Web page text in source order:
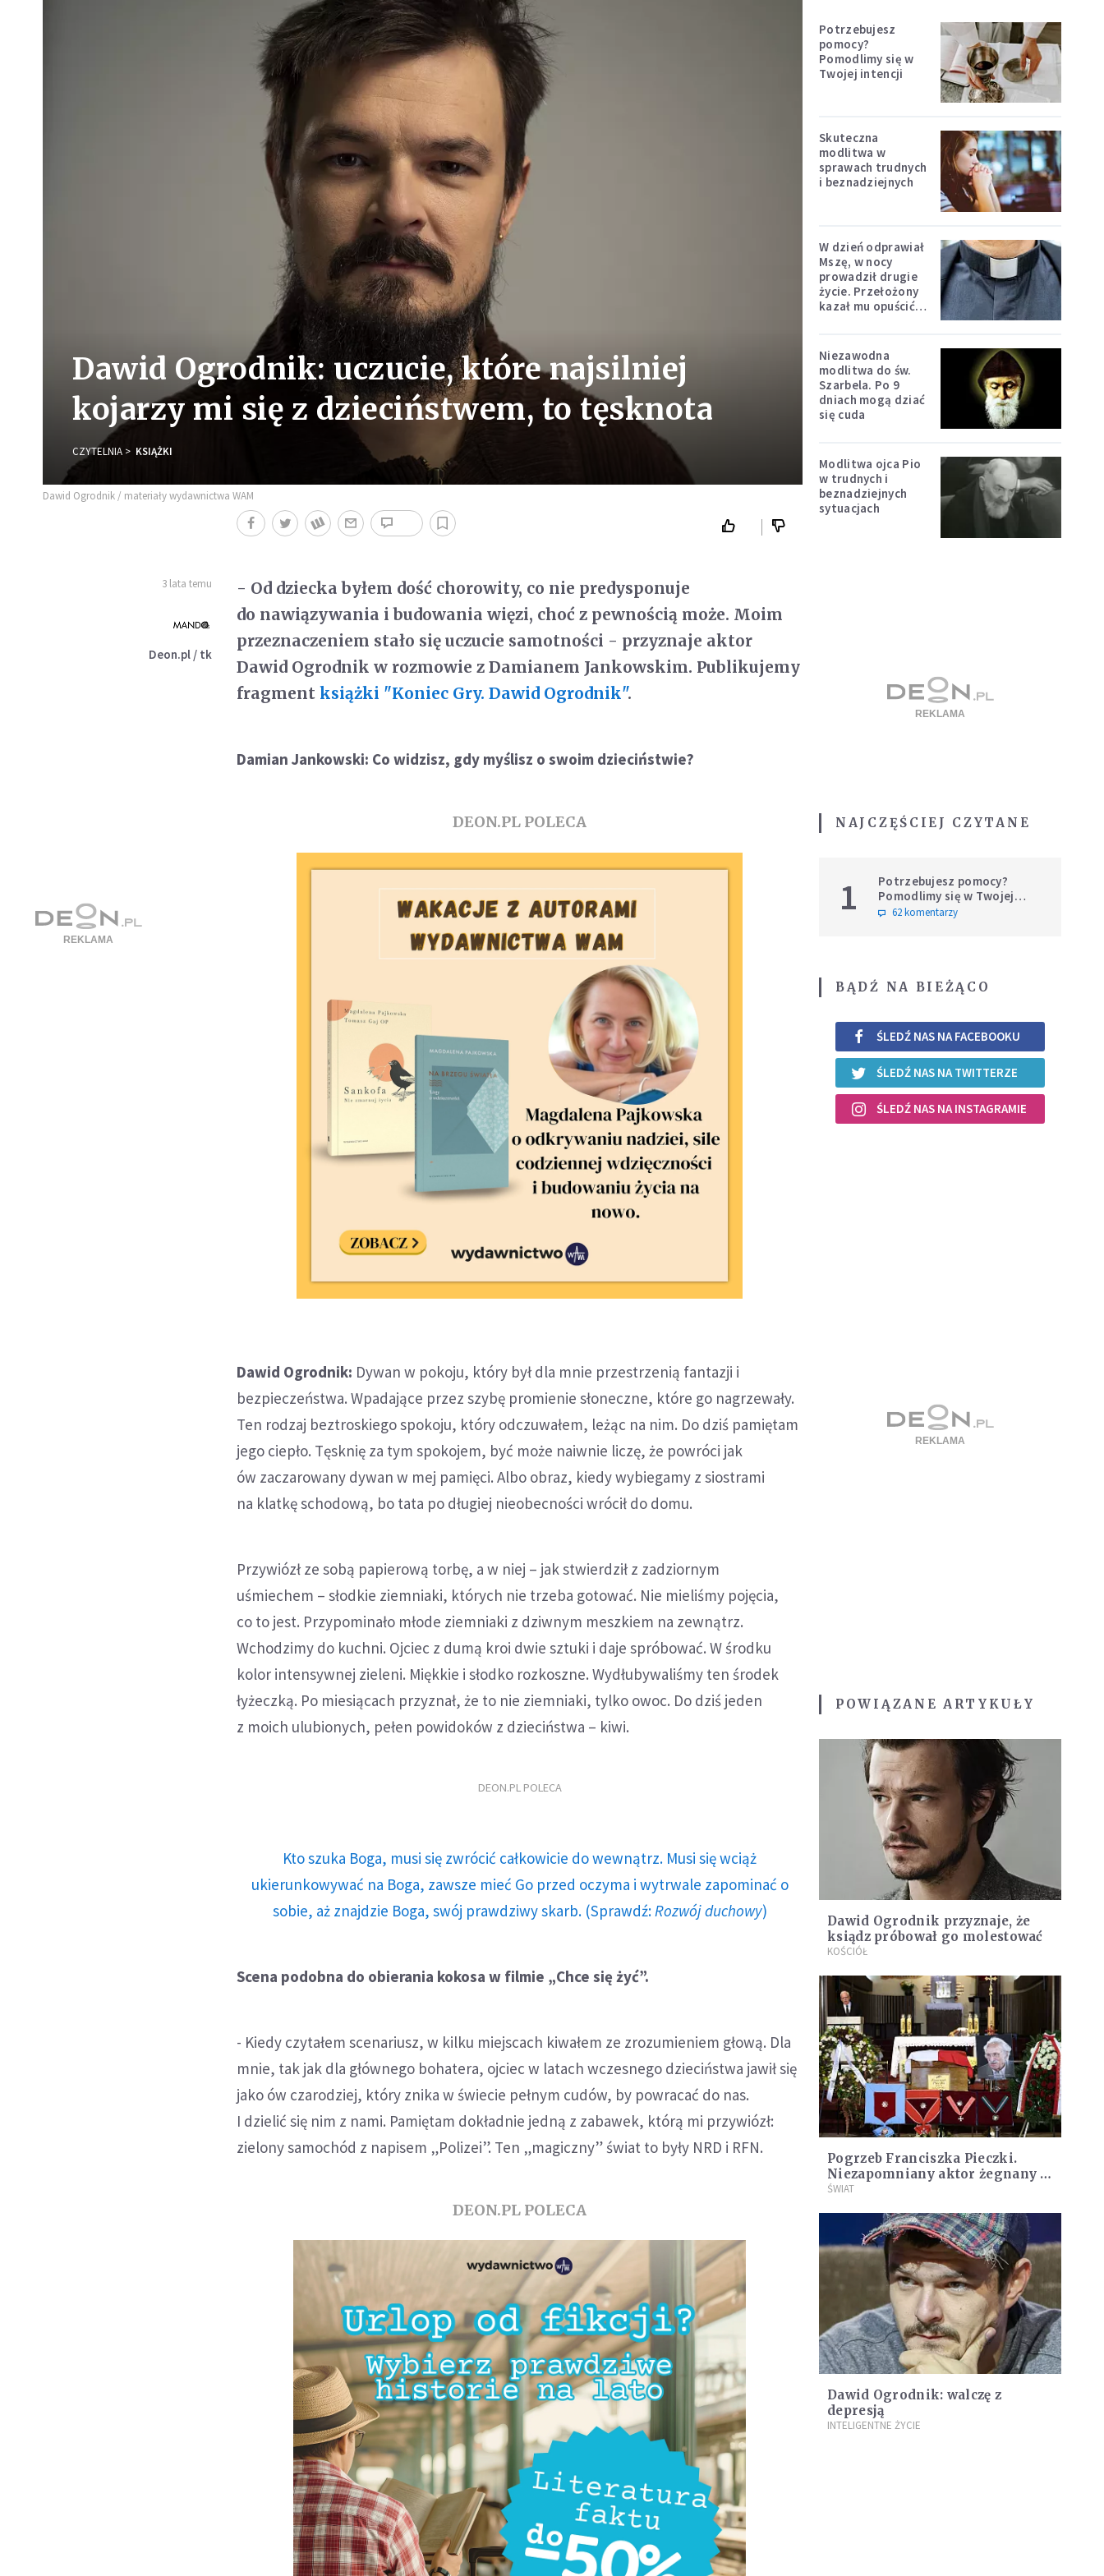
Dawid Ogrodnik: uczucie, które najsilniej
kojarzy mi się z dzieciństwem, to tęsknota
CZYTELNIA KSIĄŻKI
Dawid Ogrodnik / materiały wydawnictwa WAM
3 lata temu
Deon.pl / tk
- Od dziecka byłem dość chorowity, co nie predysponuje
do nawiązywania i budowania więzi, choć z pewnością może. Moim
przeznaczeniem stało się uczucie samotności - przyznaje aktor
Dawid Ogrodnik w rozmowie z Damianem Jankowskim. Publikujemy
fragmentksiążki "Koniec Gry. Dawid Ogrodnik".
Damian Jankowski: Co widzisz, gdy myślisz o swoim dzieciństwie?
DEON.PL POLECA
Dawid Ogrodnik: Dywan w pokoju, który był dla mnie przestrzenią fantazji i
bezpieczeństwa. Wpadające przez szybę promienie słoneczne, które go nagrzewały.
Ten rodzaj beztroskiego spokoju, który odczuwałem, leżąc na nim. Do dziś pamiętam
jego ciepło. Tęsknię za tym spokojem, być może naiwnie liczę, że powróci jak
ów zaczarowany dywan w mej pamięci. Albo obraz, kiedy wybiegamy z siostrami
na klatkę schodową, bo tata po długiej nieobecności wrócił do domu.
Przywiózł ze sobą papierową torbę, a w niej – jak stwierdził z zadziornym
uśmiechem – słodkie ziemniaki, których nie trzeba gotować. Nie mieliśmy pojęcia,
co to jest. Przypominało młode ziemniaki z dziwnym meszkiem na zewnątrz.
Wchodzimy do kuchni. Ojciec z dumą kroi dwie sztuki i daje spróbować. W środku
kolor intensywnej zieleni. Miękkie i słodko rozkoszne. Wydłubywaliśmy ten środek
łyżeczką. Po miesiącach przyznał, że to nie ziemniaki, tylko owoc. Do dziś jeden
z moich ulubionych, pełen powidoków z dzieciństwa – kiwi.
DEON.PL POLECA
Kto szuka Boga, musi się zwrócić całkowicie do wewnątrz. Musi się wciąż
ukierunkowywać na Boga, zawsze mieć Go przed oczyma i wytrwale zapominać o
sobie, aż znajdzie Boga, swój prawdziwy skarb. (Sprawdź: Rozwój duchowy)
Scena podobna do obierania kokosa w filmie „Chce się żyć”.
- Kiedy czytałem scenariusz, w kilku miejscach kiwałem ze zrozumieniem głową. Dla
mnie, tak jak dla głównego bohatera, ojciec w latach wczesnego dzieciństwa jawił się
jako ów czarodziej, który znika w świecie pełnym cudów, by powracać do nas.
I dzielić się nim z nami. Pamiętam dokładnie jedną z zabawek, którą mi przywiózł:
zielony samochód z napisem „Polizei”. Ten „magiczny” świat to były NRD i RFN.
DEON.PL POLECA
Potrzebujesz
pomocy?
Pomodlimy się w
Twojej intencji
Skuteczna
modlitwa w
sprawach trudnych
i beznadziejnych
W dzień odprawiał
Mszę, w nocy
prowadził drugie
życie. Przełożony
kazał mu opuścić
Niezawodna
modlitwa do św.
Szarbela. Po 9
dniach mogą dziać
się cuda
Modlitwa ojca Pio
w trudnych i
beznadziejnych
sytuacjach
NAJCZĘŚCIEJ CZYTANE
1
Potrzebujesz pomocy?
Pomodlimy się w Twojej
intencji
62 komentarzy
BĄDŹ NA BIEŻĄCO
ŚLEDŹ NAS NA FACEBOOKU
ŚLEDŹ NAS NA TWITTERZE
ŚLEDŹ NAS NA INSTAGRAMIE
POWIĄZANE ARTYKUŁY
Dawid Ogrodnik przyznaje, że
ksiądz próbował go molestować
KOŚCIÓŁ
Pogrzeb Franciszka Pieczki.
Niezapomniany aktor żegnany z
honorami
ŚWIAT
Dawid Ogrodnik: walczę z
depresją
INTELIGENTNE ŻYCIE